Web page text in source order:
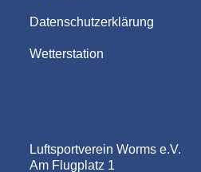
Datenschutzerklärung
Wetterstation
Luftsportverein Worms e.V.
Am Flugplatz 1